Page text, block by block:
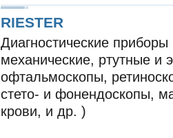
RIESTER
Диагностические
механические, ртутные и
офтальмоскопы,
стето- и фонендоскопы,
крови, и др. )